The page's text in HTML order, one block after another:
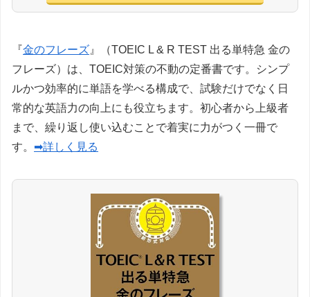
『金のフレーズ 』（TOEIC L & R TEST 出る単特急 金の
フレーズ）は、TOEIC対策の不動の定番書です。シンプ
ルかつ効率的に単語を学べる構成で、試験だけでなく日
常的な英語力の向上にも役立ちます。初心者から上級者
まで、繰り返し使い込むことで着実に力がつく一冊で
す。 ➡詳しく見る